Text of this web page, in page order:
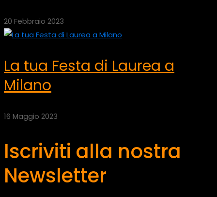
20 Febbraio 2023
La tua Festa di Laurea a
Milano
16 Maggio 2023
Iscriviti alla nostra
Newsletter